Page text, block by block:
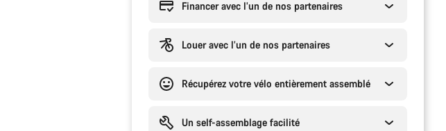
Financer avec l’un de nos partenaires
Louer avec l’un de nos partenaires
Récupérez votre vélo entièrement assemblé
Un self-assemblage facilité